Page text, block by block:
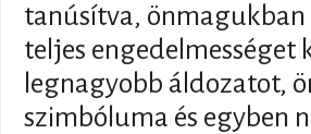
tanúsítva, önmagukban
teljes engedelmességet
legnagyobb áldozatot,
szimbóluma és egyben